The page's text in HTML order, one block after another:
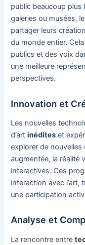
public beaucoup plus
galeries ou musées,
partager leurs
du monde entier.
publics et des voix
une meilleure
perspectives.
Innovation et
Les nouvelles
d’artinédites et
explorer de
augmentée, la réalité
interactives. Ces
interaction avec l’art,
une participation
Analyse et
La rencontre entre